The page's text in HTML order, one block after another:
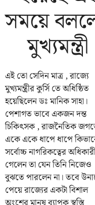
সময়ে
মুখ্যমন্ত্রী
এই তো সেদিন মাত্র , রাজ্যে
মুখ্যমন্ত্রীর কুর্সি তে অধিষ্ঠিত
হয়েছিলেন ডঃ মানিক সাহা।
পেশাগত ভাবে একজন দন্ত
চিকিৎসক , রাজনৈতিক
একে একে ধাপে ধাপে
সর্বোচ্চ নাগরিকত্বের
গেলেন তা যেন তিনি নিজেও
বুঝতে পারলেন না। তবে
পেয়ে রাজ্যের একটা বিশাল